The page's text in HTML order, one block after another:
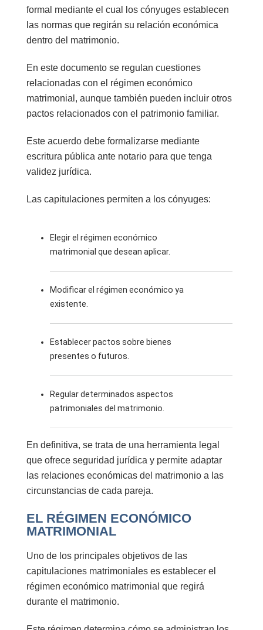
formal mediante el cual los cónyuges establecen
las normas que regirán su relación económica
dentro del matrimonio.
En este documento se regulan cuestiones
relacionadas con el régimen económico
matrimonial , aunque también pueden incluir otros
pactos relacionados con el patrimonio familiar.
Este acuerdo debe formalizarse mediante
escritura pública ante notario para que tenga
validez jurídica.
Las capitulaciones permiten a los cónyuges:
Elegir el régimen económico
matrimonial que desean aplicar.
Modificar el régimen económico ya
existente.
Establecer pactos sobre bienes
presentes o futuros.
Regular determinados aspectos
patrimoniales del matrimonio.
En definitiva, se trata de una herramienta legal
que ofrece seguridad jurídica y permite adaptar
las relaciones económicas del matrimonio a las
circunstancias de cada pareja.
EL RÉGIMEN ECONÓMICO
MATRIMONIAL
Uno de los principales objetivos de las
capitulaciones matrimoniales es establecer el
régimen económico matrimonial que regirá
durante el matrimonio.